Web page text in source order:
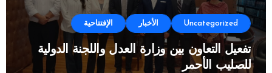
Uncategorized الأخبار الإفتتاحية
تفعيل التعاون بين وزارة العدل واللجنة الدولية
للصليب الأحمر